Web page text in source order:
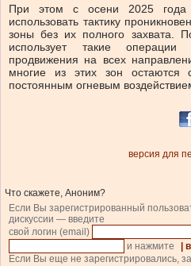
При этом с осени 2025 года
использовать тактику
зоны без их полного захвата.
использует такие
продвижения на всех
многие из этих зон остаются
постоянным огневым
версия для
Что скажете, Аноним?
Если Вы зарегистрированный
дискуссии — введите
свой логин (email)
и нажмите
|
Если Вы еще не зарегистрировались,